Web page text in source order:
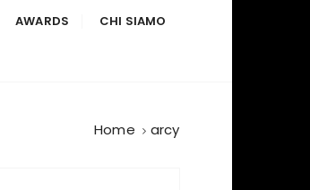
AWARDS CHI SIAMO
Home arcy